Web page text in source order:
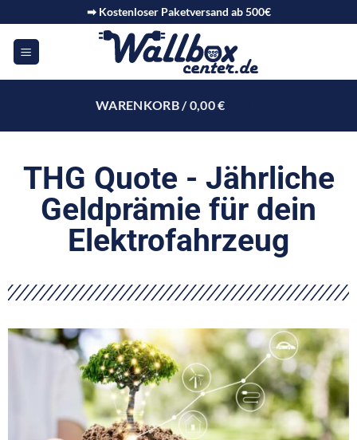
➡ Kostenloser Paketversand ab 500€
WARENKORB /0,00€
THG Quote - Jährliche
Geldprämie für dein
Elektrofahrzeug